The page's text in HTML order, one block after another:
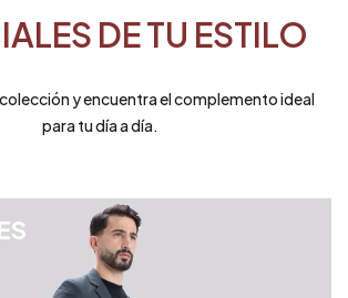
DE TU ESTILO
y encuentra el complemento ideal
para tu día a día.